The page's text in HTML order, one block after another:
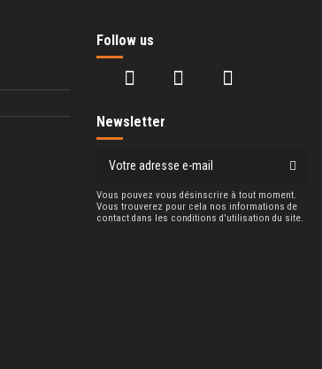
Follow us
Newsletter
Vous pouvez vous désinscrire à tout moment.
Vous trouverez pour cela nos informations de
contact dans les conditions d'utilisation du site.